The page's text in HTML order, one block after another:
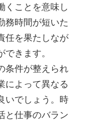
くことを意味し
務時間が短いた
任を果たしなが
きます。
条件が整えられ
によって異なる
いでしょう。時
と仕事のバラン